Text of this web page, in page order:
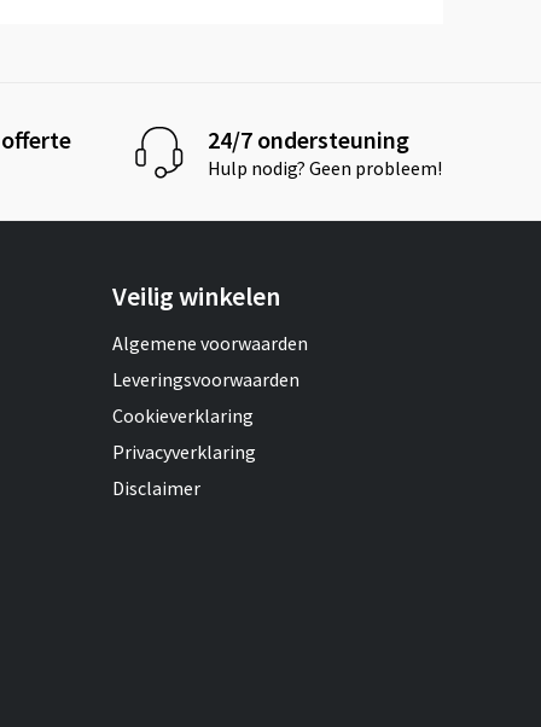
offerte 24/7 ondersteuning
Hulp nodig? Geen probleem!
Veilig winkelen
Algemene voorwaarden
Leveringsvoorwaarden
Cookieverklaring
Privacyverklaring
Disclaimer